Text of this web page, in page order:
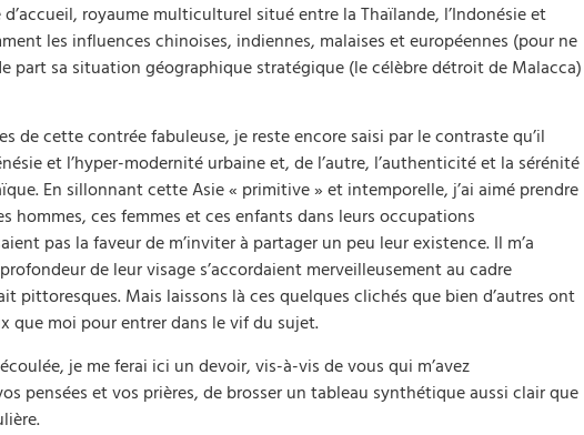
royaume multiculturel situé entre la Thaïlande, l’Indonésie et
les influences chinoises, indiennes, malaises et européennes (pour ne
part sa situation géographique stratégique (le célèbre détroit de Malacca)
de cette contrée fabuleuse, je reste encore saisi par le contraste qu’il
et l’hyper-modernité urbaine et, de l’autre, l’authenticité et la sérénité
En sillonnant cette Asie « primitive » et intemporelle, j’ai aimé prendre
hommes, ces femmes et ces enfants dans leurs occupations
pas la faveur de m’inviter à partager un peu leur existence. Il m’a
de leur visage s’accordaient merveilleusement au cadre
pittoresques. Mais laissons là ces quelques clichés que bien d’autres ont
que moi pour entrer dans le vif du sujet.
je me ferai ici un devoir, vis-à-vis de vous qui m’avez
pensées et vos prières, de brosser un tableau synthétique aussi clair que